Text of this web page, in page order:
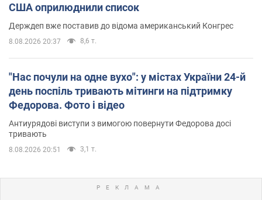
США оприлюднили список
Держдеп вже поставив до відома американський Конгрес
8.08.2026 20:37 8,6 т.
"Нас почули на одне вухо": у містах України 24-й
день поспіль тривають мітинги на підтримку
Федорова. Фото і відео
Антиурядові виступи з вимогою повернути Федорова досі
тривають
8.08.2026 20:51 3,1 т.